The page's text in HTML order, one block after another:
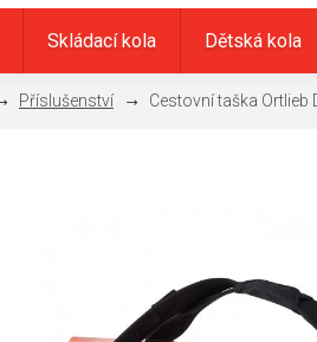
Skládací kola Dětská kola
Příslušenství Cestovní taška Ortlieb